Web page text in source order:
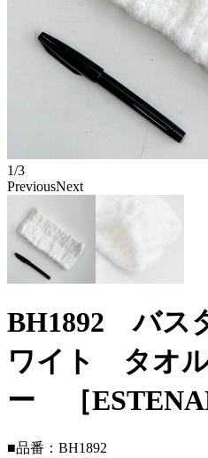
1/3
PreviousNext
BH1892 バス
ワイト タオ
ー ［
■品番：BH1892